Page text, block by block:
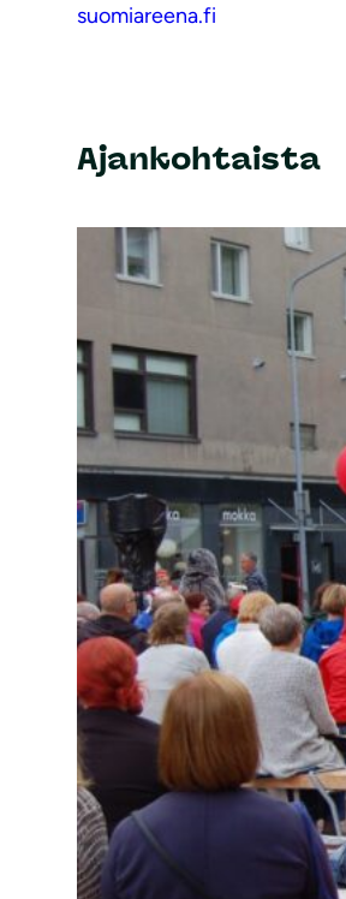
suomiareena.fi
Ajankohtaista